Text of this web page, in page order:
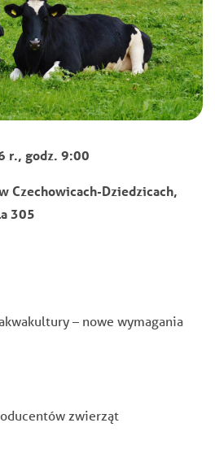
r., godz. 9:00
Czechowicach-Dziedzicach,
305
– nowe wymagania
zwierząt